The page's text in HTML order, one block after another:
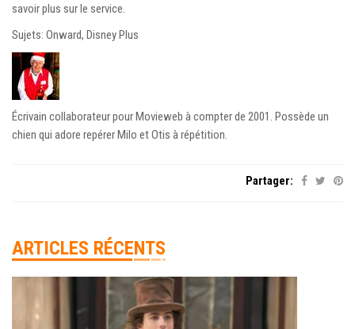
savoir plus sur le service.
Sujets: Onward, Disney Plus
Écrivain collaborateur pour Movieweb à compter de 2001. Possède un
chien qui adore repérer Milo et Otis à répétition.
Partager:
ARTICLES RÉCENTS